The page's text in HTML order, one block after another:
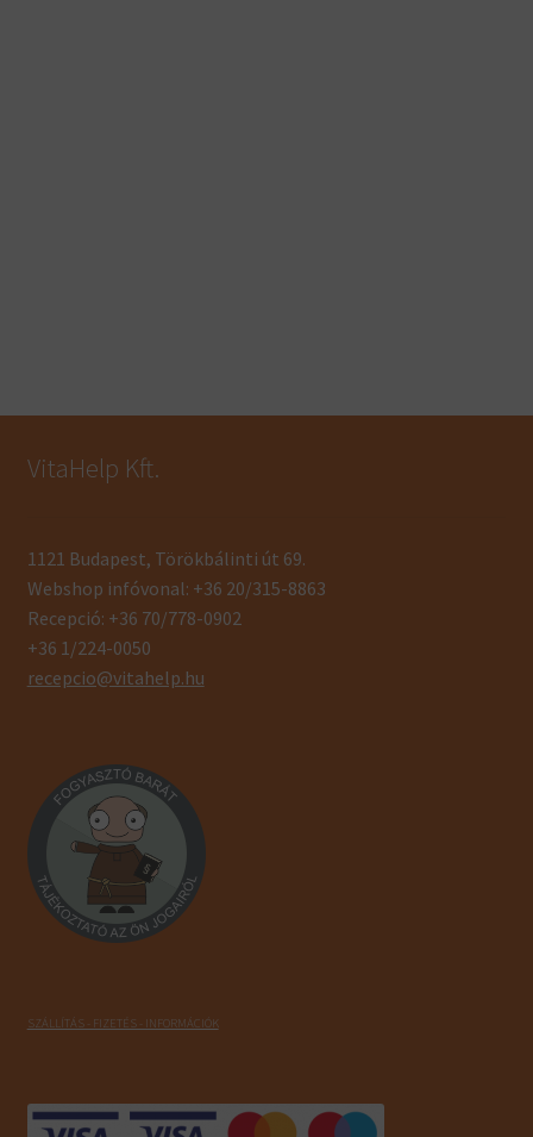
VitaHelp Kft.
1121 Budapest, Törökbálinti út 69.
Webshop infóvonal: +36 20/315-8863
Recepció: +36 70/778-0902
+36 1/224-0050
recepcio@vitahelp.hu
SZÁLLÍTÁS - FIZETÉS - INFORMÁCIÓK